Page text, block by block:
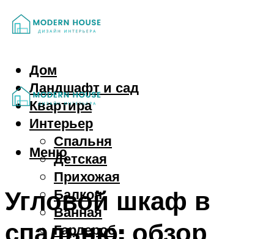
Дом
Ландшафт и сад
Квартира
Интерьер
Спальня
Детская
Прихожая
Балкон
Ванная
Гардероб
Меню
Угловой шкаф в
спальню: обзор